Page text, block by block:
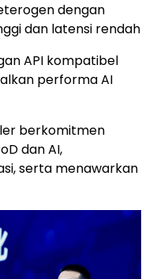
dengan
dan latensi rendah
API kompatibel
performa AI
berkomitmen
dan AI,
serta menawarkan